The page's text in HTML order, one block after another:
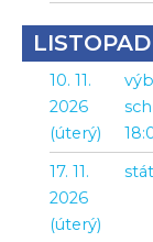
10. 11.
2026
(úterý)
17. 11.
2026
(úterý)